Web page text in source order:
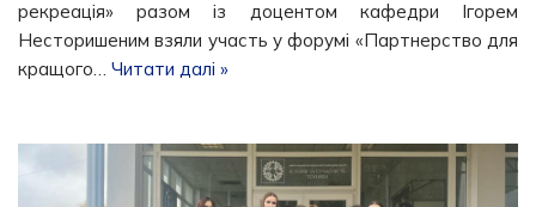
рекреація» разом із доцентом кафедри Ігорем
Несторишеним взяли участь у форумі «Партнерство для
кращого… Читати далі »